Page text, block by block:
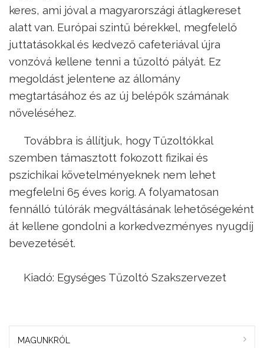
keres, ami jóval a magyarországi átlagkereset
alatt van. Európai szintű bérekkel, megfelelő
juttatásokkal és kedvező cafeteriával újra
vonzóvá kellene tenni a tűzoltó pályát. Ez
megoldást jelentene az állomány
megtartásához és az új belépők számának
növeléséhez.
Továbbra is állítjuk, hogy Tűzoltókkal
szemben támasztott fokozott fizikai és
pszichikai követelményeknek nem lehet
megfelelni 65 éves korig. A folyamatosan
fennálló túlórák megváltásának lehetőségeként
át kellene gondolni a korkedvezményes nyugdíj
bevezetését.
Kiadó: Egységes Tűzoltó Szakszervezet
MAGUNKRÓL